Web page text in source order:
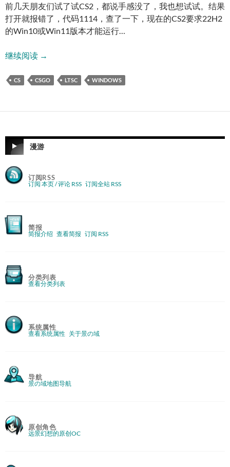
前几天朋友们试了试CS2，都说手感没了，我也想试试。结果
打开就报错了，代码1114，查了一下，现在的CS2要求22H2
的Win10或Win11版本才能运行…
继续阅读CS2，告别LTSC
→
CS CSGO LTSC WINDOWS
漫游
订阅RSS
订阅 本页 / 评论 RSS 订阅全站 RSS
简报
简报介绍 查看简报 订阅 RSS
分类列表
查看分类列表
系统属性
查看系统属性 关于景の域
导航
景の域地图导航
原创角色
远景幻想的原创OC